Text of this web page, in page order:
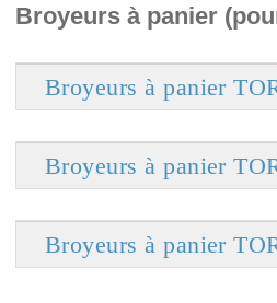
Broyeurs à panier
Broyeurs à panier
Broyeurs à panier
Broyeurs à panier